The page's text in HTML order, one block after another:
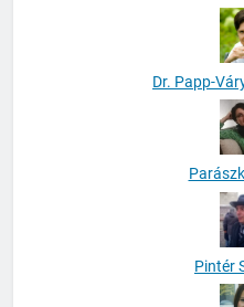
Dr. Papp-
Pintér